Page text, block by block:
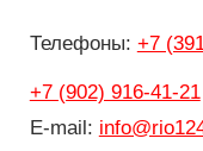
Телефоны: +7
+7 (902) 916-41-21
E-mail: